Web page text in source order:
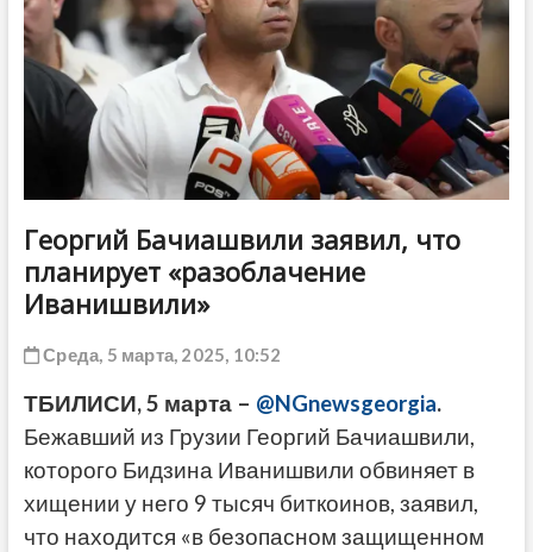
Георгий Бачиашвили заявил, что
планирует «разоблачение
Иванишвили»
Среда, 5 марта, 2025, 10:52
ТБИЛИСИ, 5 марта – @NGnewsgeorgia.
Бежавший из Грузии Георгий Бачиашвили,
которого Бидзина Иванишвили обвиняет в
хищении у него 9 тысяч биткоинов, заявил,
что находится «в безопасном защищенном